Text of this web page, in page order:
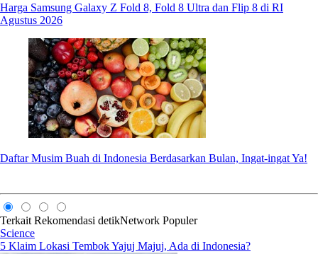
Harga Samsung Galaxy Z Fold 8, Fold 8 Ultra dan Flip 8 di RI
Agustus 2026
Daftar Musim Buah di Indonesia Berdasarkan Bulan, Ingat-ingat Ya!
Terkait Rekomendasi detikNetwork Populer
Science
5 Klaim Lokasi Tembok Yajuj Majuj, Ada di Indonesia?